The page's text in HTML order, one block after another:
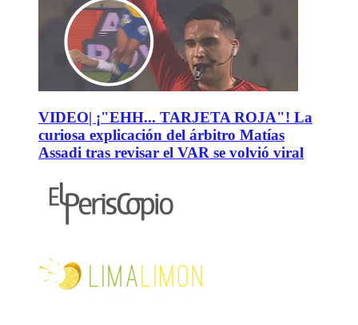
VIDEO| ¡"EHH... TARJETA ROJA"! La
curiosa explicación del árbitro Matías
Assadi tras revisar el VAR se volvió viral